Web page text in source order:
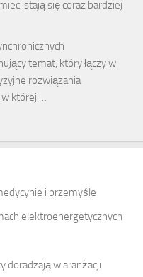
stają się coraz bardziej
temat, który łączy w
rozwiązania
w której …
i przemyśle
elektroenergetycznych
doradzają w aranżacji